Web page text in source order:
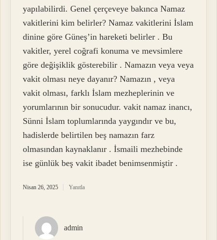
yapılabilirdi. Genel çerçeveye bakınca Namaz
vakitlerini kim belirler? Namaz vakitlerini İslam
dinine göre Güneş’in hareketi belirler . Bu
vakitler, yerel coğrafi konuma ve mevsimlere
göre değişiklik gösterebilir . Namazın veya veya
vakit olması neye dayanır? Namazın , veya
vakit olması, farklı İslam mezheplerinin ve
yorumlarının bir sonucudur. vakit namaz inancı,
Sünni İslam toplumlarında yaygındır ve bu,
hadislerde belirtilen beş namazın farz
olmasından kaynaklanır . İsmaili mezhebinde
ise günlük beş vakit ibadet benimsenmiştir .
Nisan 26, 2025 Yanıtla
admin